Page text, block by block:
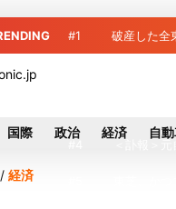
#1 破産した全
破産した
国際 政治 経済 自
/ 経済